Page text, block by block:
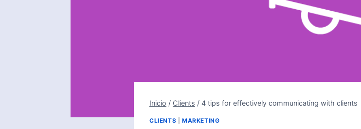
Inicio / Clients / 4 tips for effectively communicating with clients
CLIENTS MARKETING